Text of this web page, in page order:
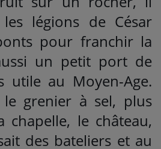
légions de César
pour franchir la
un petit port de
utile au Moyen-Age.
grenier à sel, plus
le château,
des bateliers et au